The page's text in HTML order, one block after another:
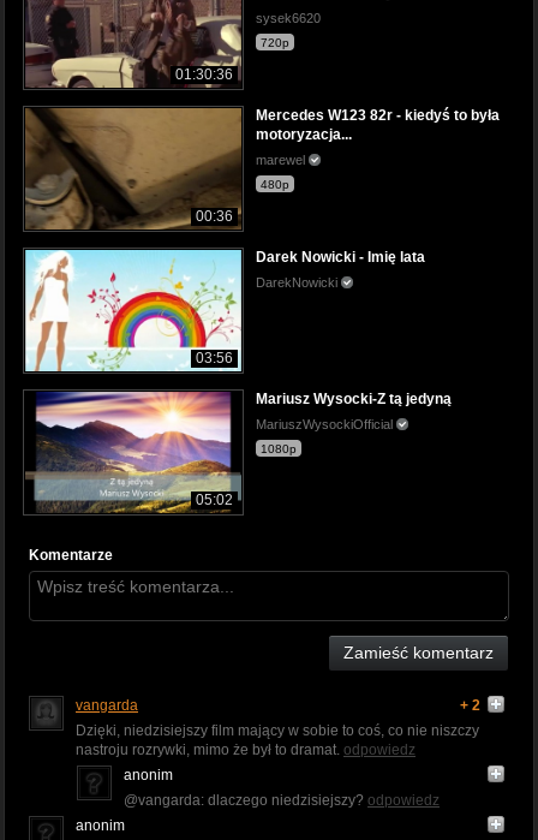
01:30:36
sysek6620
720p
00:36
Mercedes W123 82r - kiedyś to była
motoryzacja...
marewel
480p
03:56
Darek Nowicki - Imię lata
DarekNowicki
05:02
Mariusz Wysocki-Z tą jedyną
MariuszWysockiOfficial
1080p
Komentarze
Zamieść komentarz
vangarda
+ 2
Dzięki, niedzisiejszy film mający w sobie to coś, co nie niszczy
nastroju rozrywki, mimo że był to dramat. odpowiedz
anonim
@vangarda: dlaczego niedzisiejszy? odpowiedz
anonim